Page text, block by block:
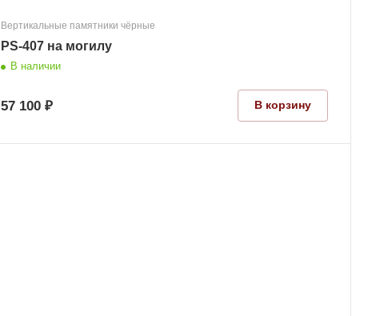
Вертикальные памятники чёрные
PS-407 на могилу
В наличии
57 100 ₽ В корзину